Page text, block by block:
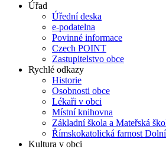
Úřad
Úřední deska
e-podatelna
Povinné informace
Czech POINT
Zastupitelstvo obce
Rychlé odkazy
Historie
Osobnosti obce
Lékaři v obci
Místní knihovna
Základní škola a Mateřská
Římskokatolická farnost
Kultura v obci